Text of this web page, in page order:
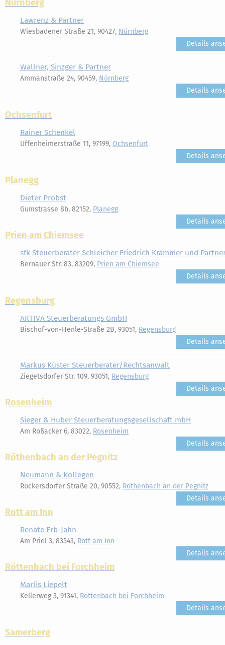
Nürnberg
Lawrenz & Partner
Wiesbadener Straße 21, 90427, Nürnberg
Details
Wallner, Sinzger & Partner
Ammanstraße 24, 90459, Nürnberg
Details
Ochsenfurt
Rainer Schenkel
Uffenheimerstraße 11, 97199, Ochsenfurt
Details
Planegg
Dieter Probst
Gumstrasse 8b, 82152, Planegg
Details
Prien am Chiemsee
sfk Steuerberater Schleicher Friedrich Krämmer und
Bernauer Str. 83, 83209, Prien am Chiemsee
Details
Regensburg
AKTIVA Steuerberatungs GmbH
Bischof-von-Henle-Straße 2B, 93051, Regensburg
Details
Markus Küster Steuerberater/Rechtsanwalt
Ziegetsdorfer Str. 109, 93051, Regensburg
Details
Rosenheim
Sieger & Huber Steuerberatungsgesellschaft mbH
Am Roßacker 6, 83022, Rosenheim
Details
Röthenbach an der Pegnitz
Neumann & Kollegen
Rückersdorfer Straße 20, 90552, Röthenbach an der Pegnitz
Details
Rott am Inn
Renate Erb-Jahn
Am Priel 3, 83543, Rott am Inn
Details
Röttenbach bei Forchheim
Marlis Liepelt
Kellerweg 3, 91341, Röttenbach bei Forchheim
Details
Samerberg